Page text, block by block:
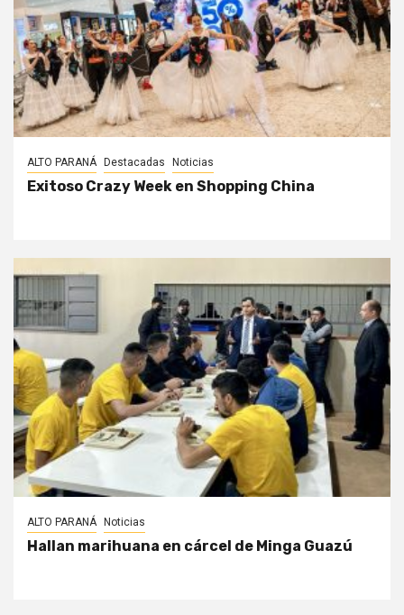
ALTO PARANÁ Destacadas Noticias
Exitoso Crazy Week en Shopping China
ALTO PARANÁ Noticias
Hallan marihuana en cárcel de Minga Guazú